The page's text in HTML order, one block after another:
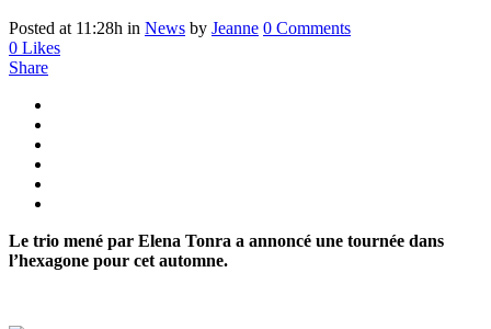
Posted at 11:28h in News by Jeanne 0 Comments
0 Likes
Share
Le trio mené par Elena Tonra a annoncé une tournée dans
l’hexagone pour cet automne.